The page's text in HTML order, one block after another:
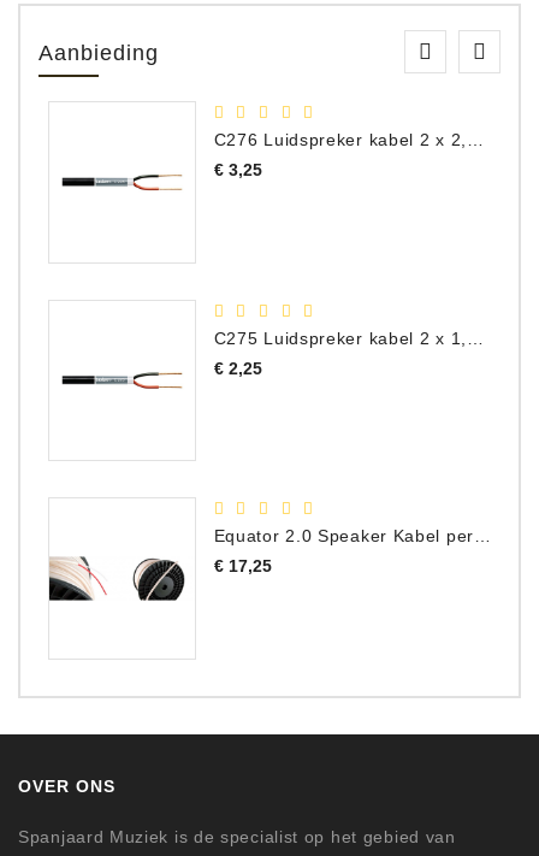
Aanbieding
€ 3,25Prijs
€ 2,25Prijs
Equator 2.0 Speaker Kabel per meter
€ 17,25Prijs
OVER ONS
Spanjaard Muziek is de specialist op het gebied van